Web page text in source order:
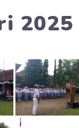
2025